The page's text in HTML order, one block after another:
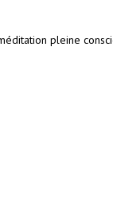
pleine